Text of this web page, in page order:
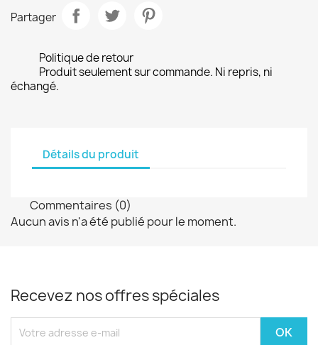
Partager
Politique de retour
Produit seulement sur commande. Ni repris, ni
échangé.
Détails du produit
Commentaires (0)
Aucun avis n'a été publié pour le moment.
Recevez nos offres spéciales